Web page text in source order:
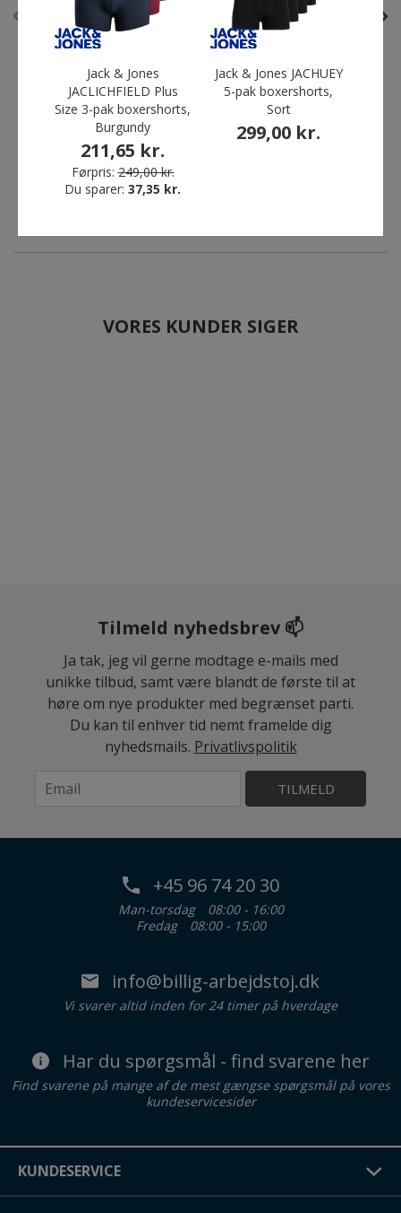
Jack & Jones JACLICHFIELD
Plus Size 3-pak
boxershorts, Burgundy
211,65 kr.
Førpris: 249,00 kr.
Du sparer:37,35 kr.
Craft Squad 2.0 cardigan til
børn, Black/Granite
379,00 kr.
Jack & Jones
JACLICHFIELD Plus
Size 3-pak boxershorts,
Burgundy
211,65 kr.
Førpris: 249,00 kr.
Du sparer: 37,35 kr.
Jack & Jones JACHUEY
5-pak boxershorts,
Sort
299,00 kr.
VORES KUNDER SIGER
Tilmeld nyhedsbrev 📫
Ja tak, jeg vil gerne modtage e-mails med
unikke tilbud, samt være blandt de første til at
høre om nye produkter med begrænset parti.
Du kan til enhver tid nemt framelde dig
nyhedsmails. Privatlivspolitik
TILMELD
+45 96 74 20 30
Man-torsdag
08:00 - 16:00
Fredag
08:00 - 15:00
info@billig-arbejdstoj.dk
Vi svarer altid inden for 24 timer på hverdage
Har du spørgsmål - find svarene her
Find svarene på mange af de mest gængse spørgsmål på vores
kundeservicesider
KUNDESERVICE